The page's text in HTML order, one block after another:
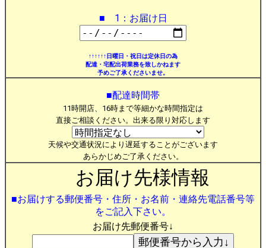
■ 1：お届け日
↑↑↑↑↑↑日曜日・祝日は定休日の為
配達・宅配出荷業務を致しかねます
予めご了承くださいませ。
■配達時間帯
11時開店、16時まで等細かな時間指定は
直接ご相談ください。出来る限り対応します
天候や交通状況により遅延することがございます
あらかじめご了承ください。
お届け先様情報
■お届けする郵便番号・住所・お名前・連絡先電話番号等
をご記入下さい。
お届け先郵便番号↓